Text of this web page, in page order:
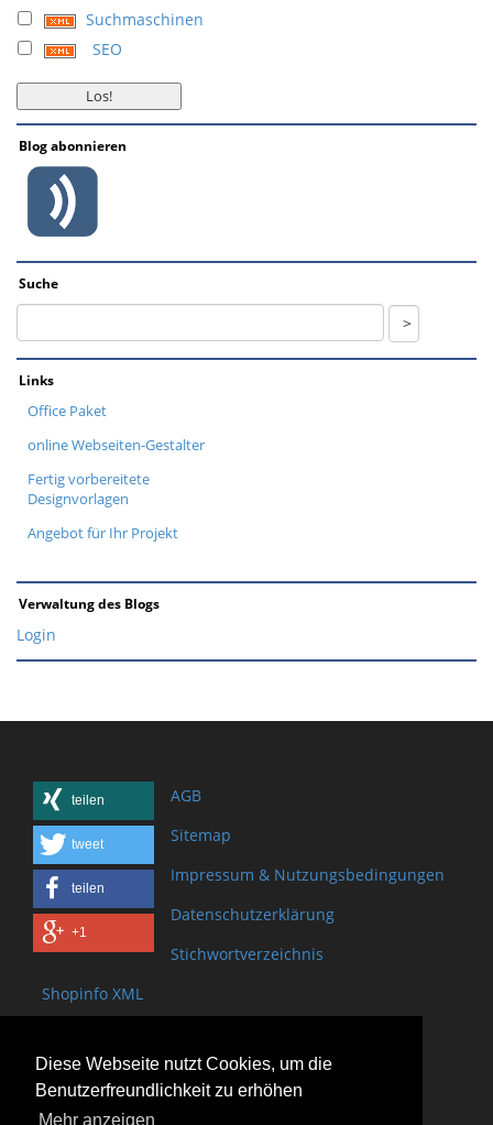
Diese Webseite nutzt Cookies, um die
Benutzerfreundlichkeit zu erhöhen
Mehr anzeigen
Suchmaschinen
SEO
Blog abonnieren
Suche
Links
Office Paket
online Webseiten-Gestalter
Fertig vorbereitete
Designvorlagen
Angebot für Ihr Projekt
Verwaltung des Blogs
Login
teilen
tweet
teilen
+1
AGB
Sitemap
Impressum & Nutzungsbedingungen
Datenschutzerklärung
Stichwortverzeichnis
Shopinfo XML
Bischof-Brand Straße 2
61440 Oberursel